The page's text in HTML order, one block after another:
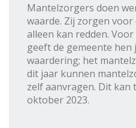
Mantelzorgers doen
waarde. Zij zorgen
alleen kan redden.
geeft de gemeente hen
waardering; het
dit jaar kunnen
zelf aanvragen. Dit kan
oktober 2023.